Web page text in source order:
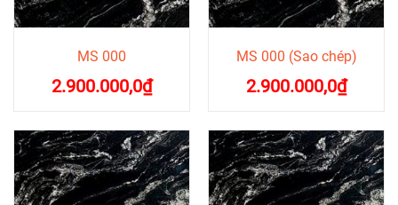
MS 000
2.900.000,0₫
MS 000 (Sao chép)
2.900.000,0₫